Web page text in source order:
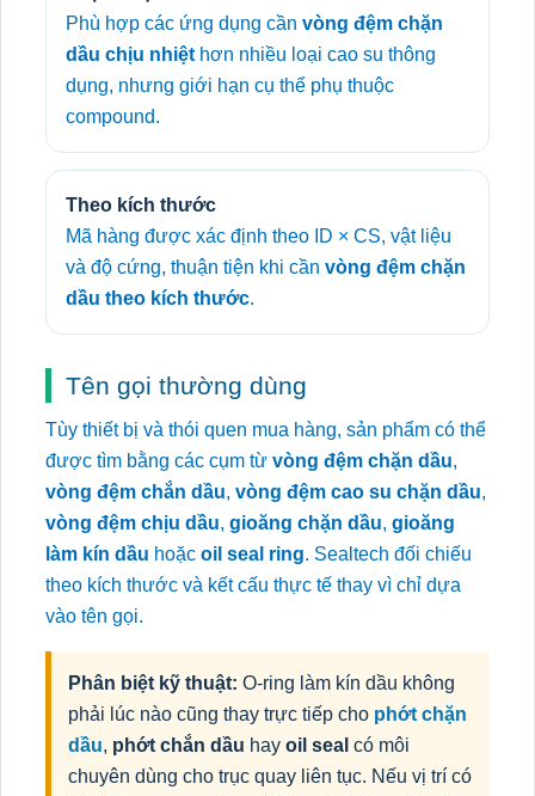
Phù hợp các ứng dụng cần vòng đệm chặn
dầu chịu nhiệt hơn nhiều loại cao su thông
dụng, nhưng giới hạn cụ thể phụ thuộc
compound.
Theo kích thước
Mã hàng được xác định theo ID × CS, vật liệu
và độ cứng, thuận tiện khi cần vòng đệm chặn
dầu theo kích thước.
Tên gọi thường dùng
Tùy thiết bị và thói quen mua hàng, sản phẩm có thể
được tìm bằng các cụm từ vòng đệm chặn dầu,
vòng đệm chắn dầu, vòng đệm cao su chặn dầu,
vòng đệm chịu dầu, gioăng chặn dầu, gioăng
làm kín dầu hoặc oil seal ring. Sealtech đối chiếu
theo kích thước và kết cấu thực tế thay vì chỉ dựa
vào tên gọi.
Phân biệt kỹ thuật: O-ring làm kín dầu không
phải lúc nào cũng thay trực tiếp cho phớt chặn
dầu, phớt chắn dầu hay oil seal có môi
chuyên dùng cho trục quay liên tục. Nếu vị trí có